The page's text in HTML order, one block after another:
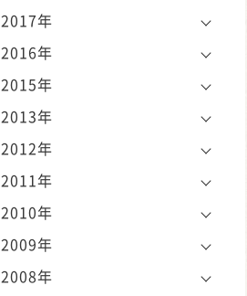
2017年
2016年
2015年
2013年
2012年
2011年
2010年
2009年
2008年